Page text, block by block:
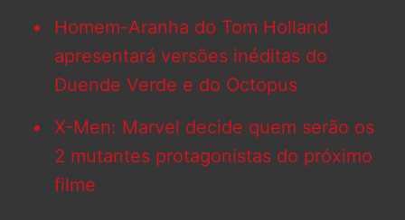
Homem-Aranha do Tom Holland
apresentará versões inéditas do
Duende Verde e do Octopus
X-Men: Marvel decide quem serão os
2 mutantes protagonistas do próximo
filme